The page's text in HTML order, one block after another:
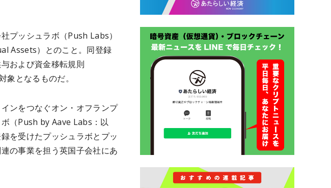
プッシュラボ（Push Labs）
Assets）とのこと。同登録
および資金移転規則
象となるものだ。
ンをつなぐオン・オフランプ
（Push by Aave Labs：以
を受けたプッシュラボとプッ
の事業を担う英国子会社にあ